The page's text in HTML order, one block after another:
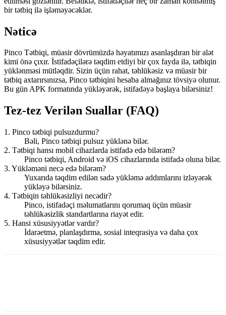
bir tətbiq ilə işləməyəcəklər.
Nəticə
Pinco Tətbiqi, müasir dövrümüzdə həyatımızı asanlaşdıran bir alət
kimi önə çıxır. İstifadəçilərə təqdim etdiyi bir çox fayda ilə, tətbiqin
yüklənməsi mütləqdir. Sizin üçün rahat, təhlükəsiz və müasir bir
tətbiq axtarırsınızsa, Pinco tətbiqini hesaba almağınız tövsiyə olunur.
Bu gün APK formatında yükləyərək, istifadəyə başlaya bilərsiniz!
Tez-tez Verilən Suallar (FAQ)
1. Pinco tətbiqi pulsuzdurmu?
Bəli, Pinco tətbiqi pulsuz yüklənə bilər.
2. Tətbiqi hansı mobil cihazlarda istifadə edə bilərəm?
Pinco tətbiqi, Android və iOS cihazlarında istifadə oluna bilər.
3. Yükləməni necə edə bilərəm?
Yuxarıda təqdim edilən sadə yükləmə addımlarını izləyərək
yükləyə bilərsiniz.
4. Tətbiqin təhlükəsizliyi necədir?
Pinco, istifadəçi məlumatlarını qorumaq üçün müasir
təhlükəsizlik standartlarına riayət edir.
5. Hansi xüsusiyyətlər vardır?
İdarəetmə, planlaşdırma, sosial inteqrasiya və daha çox
xüsusiyyətlər təqdim edir.